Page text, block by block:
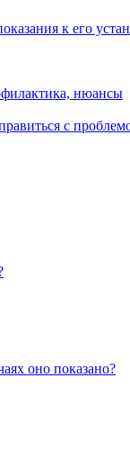
к его
нюансы
с
оно показано?